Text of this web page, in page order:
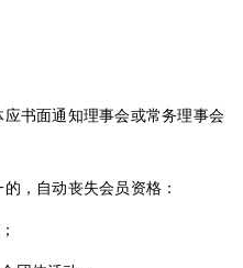
书面通知理事会或常务理事会
，自动丧失会员资格：